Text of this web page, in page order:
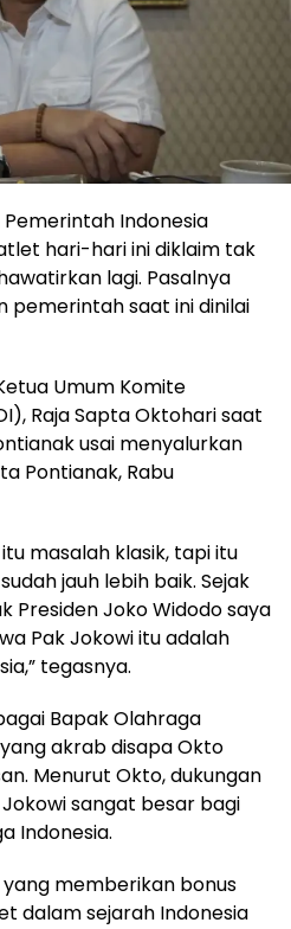
Pemerintah Indonesia
hari-hari ini diklaim tak
lagi. Pasalnya
pemerintah saat ini dinilai
Umum Komite
Raja Sapta Oktohari saat
usai menyalurkan
Pontianak, Rabu
masalah klasik, tapi itu
jauh lebih baik. Sejak
Presiden Joko Widodo saya
Pak Jokowi itu adalah
tegasnya.
Bapak Olahraga
akrab disapa Okto
Menurut Okto, dukungan
sangat besar bagi
Indonesia.
memberikan bonus
dalam sejarah Indonesia